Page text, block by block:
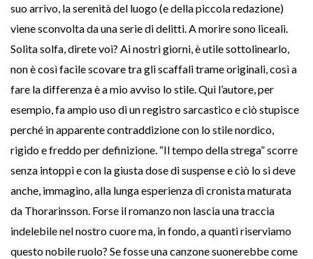
suo arrivo, la serenità del luogo (e della piccola redazione)
viene sconvolta da una serie di delitti. A morire sono liceali.
Solita solfa, direte voi? Ai nostri giorni, è utile sottolinearlo,
non è così facile scovare tra gli scaffali trame originali, così a
fare la differenza è a mio avviso lo stile. Qui l’autore, per
esempio, fa ampio uso di un registro sarcastico e ciò stupisce
perché in apparente contraddizione con lo stile nordico,
rigido e freddo per definizione. “Il tempo della strega” scorre
senza intoppi e con la giusta dose di suspense e ciò lo si deve
anche, immagino, alla lunga esperienza di cronista maturata
da Thorarinsson. Forse il romanzo non lascia una traccia
indelebile nel nostro cuore ma, in fondo, a quanti riserviamo
questo nobile ruolo? Se fosse una canzone suonerebbe come